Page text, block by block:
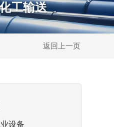
工输送
返回上一页
设备